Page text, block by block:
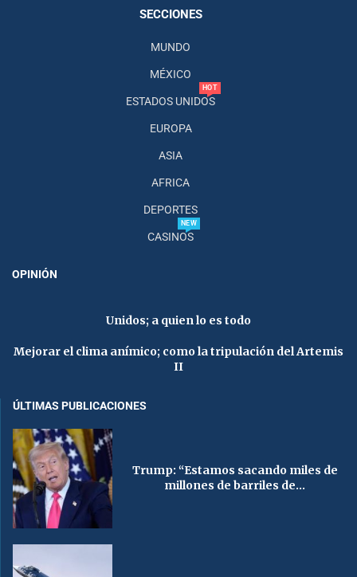
SECCIONES
MUNDO
MÉXICO
ESTADOS UNIDOS
HOT
EUROPA
ASIA
AFRICA
DEPORTES
CASINOS
NEW
OPINIÓN
Unidos; a quien lo es todo
Mejorar el clima anímico; como la tripulación del Artemis
II
ÚLTIMAS PUBLICACIONES
Trump: “Estamos sacando miles de
millones de barriles de...